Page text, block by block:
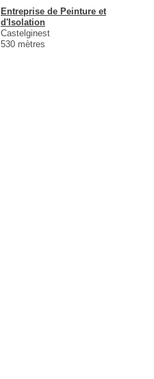
Entreprise de Peinture et
d'Isolation
Castelginest
530 mètres